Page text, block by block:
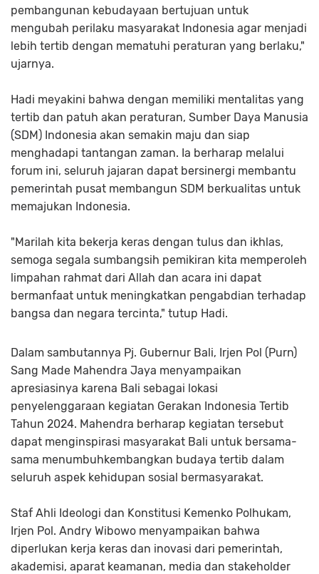
pembangunan kebudayaan bertujuan untuk
mengubah perilaku masyarakat Indonesia agar menjadi
lebih tertib dengan mematuhi peraturan yang berlaku,"
ujarnya.
Hadi meyakini bahwa dengan memiliki mentalitas yang
tertib dan patuh akan peraturan, Sumber Daya Manusia
(SDM) Indonesia akan semakin maju dan siap
menghadapi tantangan zaman. Ia berharap melalui
forum ini, seluruh jajaran dapat bersinergi membantu
pemerintah pusat membangun SDM berkualitas untuk
memajukan Indonesia.
"Marilah kita bekerja keras dengan tulus dan ikhlas,
semoga segala sumbangsih pemikiran kita memperoleh
limpahan rahmat dari Allah dan acara ini dapat
bermanfaat untuk meningkatkan pengabdian terhadap
bangsa dan negara tercinta," tutup Hadi.
Dalam sambutannya Pj. Gubernur Bali, Irjen Pol (Purn)
Sang Made Mahendra Jaya menyampaikan
apresiasinya karena Bali sebagai lokasi
penyelenggaraan kegiatan Gerakan Indonesia Tertib
Tahun 2024. Mahendra berharap kegiatan tersebut
dapat menginspirasi masyarakat Bali untuk bersama-
sama menumbuhkembangkan budaya tertib dalam
seluruh aspek kehidupan sosial bermasyarakat.
Staf Ahli Ideologi dan Konstitusi Kemenko Polhukam,
Irjen Pol. Andry Wibowo menyampaikan bahwa
diperlukan kerja keras dan inovasi dari pemerintah,
akademisi, aparat keamanan, media dan stakeholder